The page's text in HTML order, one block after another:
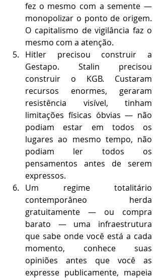
fez o mesmo com a semente —
monopolizar o ponto de origem.
O capitalismo de vigilância faz o
mesmo com a atenção.
Hitler precisou construir a
Gestapo. Stalin precisou
construir o KGB. Custaram
recursos enormes, geraram
resistência visível, tinham
limitações físicas óbvias — não
podiam estar em todos os
lugares ao mesmo tempo, não
podiam ler todos os
pensamentos antes de serem
expressos.
Um regime totalitário
contemporâneo herda
gratuitamente — ou compra
barato — uma infraestrutura
que sabe onde você está a cada
momento, conhece suas
opiniões antes que você as
expresse publicamente, mapeia